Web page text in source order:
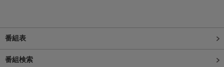
番組表
番組検索